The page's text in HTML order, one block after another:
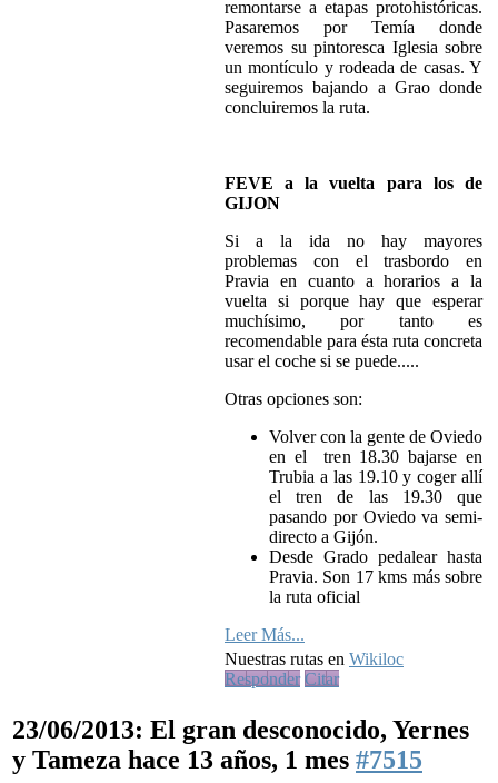
remontarse a etapas protohistóricas.
Pasaremos por Temía donde
veremos su pintoresca Iglesia sobre
un montículo y rodeada de casas. Y
seguiremos bajando a Grao donde
concluiremos la ruta.
FEVE a la vuelta para los de
GIJON
Si a la ida no hay mayores
problemas con el trasbordo en
Pravia en cuanto a horarios a la
vuelta si porque hay que esperar
muchísimo, por tanto es
recomendable para ésta ruta concreta
usar el coche si se puede.....
Otras opciones son:
Volver con la gente de Oviedo
en el tren 18.30 bajarse en
Trubia a las 19.10 y coger allí
el tren de las 19.30 que
pasando por Oviedo va semi-
directo a Gijón.
Desde Grado pedalear hasta
Pravia. Son 17 kms más sobre
la ruta oficial
Leer Más...
Nuestras rutas en Wikiloc
Responder Citar
23/06/2013: El gran desconocido, Yernes
y Tameza hace 13 años, 1 mes #7515